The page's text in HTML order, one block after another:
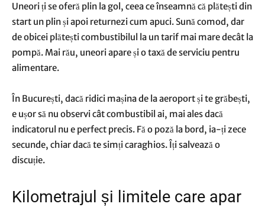
Uneori ți se oferă plin la gol, ceea ce înseamnă că plătești din
start un plin și apoi returnezi cum apuci. Sună comod, dar
de obicei plătești combustibilul la un tarif mai mare decât la
pompă. Mai rău, uneori apare și o taxă de serviciu pentru
alimentare.
În București, dacă ridici mașina de la aeroport și te grăbești,
e ușor să nu observi cât combustibil ai, mai ales dacă
indicatorul nu e perfect precis. Fă o poză la bord, ia-ți zece
secunde, chiar dacă te simți caraghios. Îți salvează o
discuție.
Kilometrajul și limitele care apar